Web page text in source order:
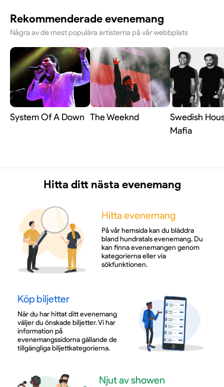
Rekommenderade evenemang
Några av de mest populära artisterna på vår webbplats
System Of A Down The Weeknd
Swedish
Mafia
Hitta ditt nästa evenemang
Hitta evenemang
På vår hemsida kan du bläddra
bland hundratals evenemang. Du
kan finna evenemangen genom
kategorierna eller via
sökfunktionen.
Köp biljetter
När du har hittat ditt evenemang
väljer du önskade biljetter. Vi har
information på
evenemangssidorna gällande de
tillgängliga biljettkategorierna.
Njut av showen